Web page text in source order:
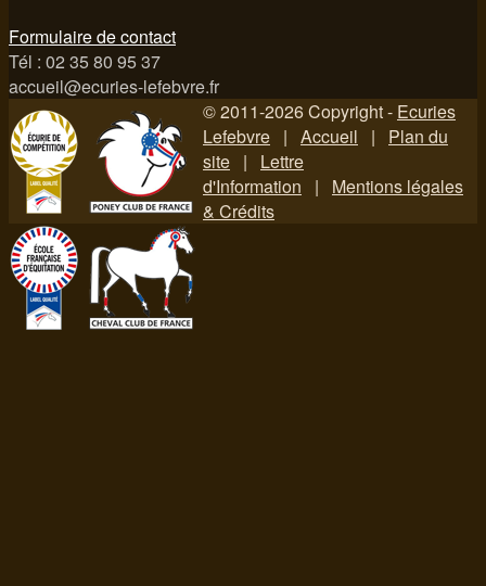
Formulaire de contact
Tél : 02 35 80 95 37
accueil@ecuries-lefebvre.fr
© 2011-2026 Copyright - Ecuries
Lefebvre | Accueil | Plan du
site | Lettre
d'Information | Mentions légales
& Crédits